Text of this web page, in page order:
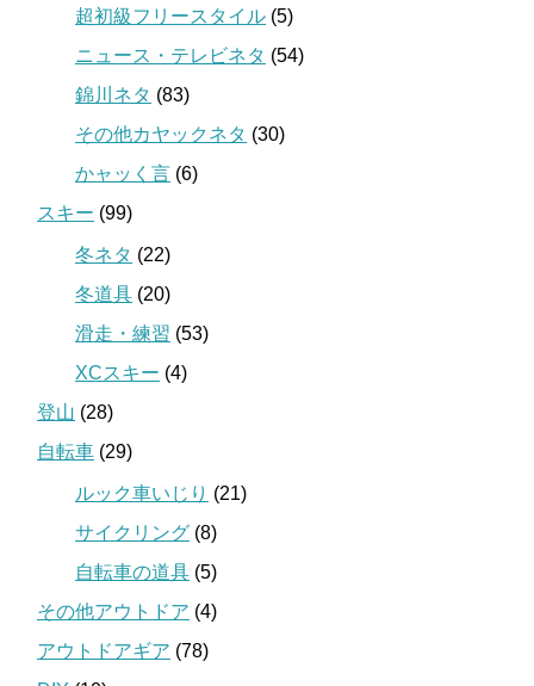
超初級フリースタイル (5)
ニュース・テレビネタ (54)
錦川ネタ (83)
その他カヤックネタ (30)
かャッく言 (6)
スキー (99)
冬ネタ (22)
冬道具 (20)
滑走・練習 (53)
XCスキー (4)
登山 (28)
自転車 (29)
ルック車いじり (21)
サイクリング (8)
自転車の道具 (5)
その他アウトドア (4)
アウトドアギア (78)